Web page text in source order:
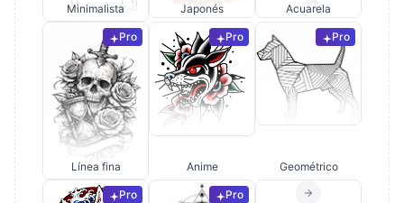
Minimalista Japonés Acuarela
Pro
Línea fina
Pro
Anime
Pro
Geométrico
Pro Pro